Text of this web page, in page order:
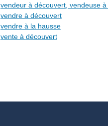
vendre à découvert
vendre à la hausse
vente à découvert